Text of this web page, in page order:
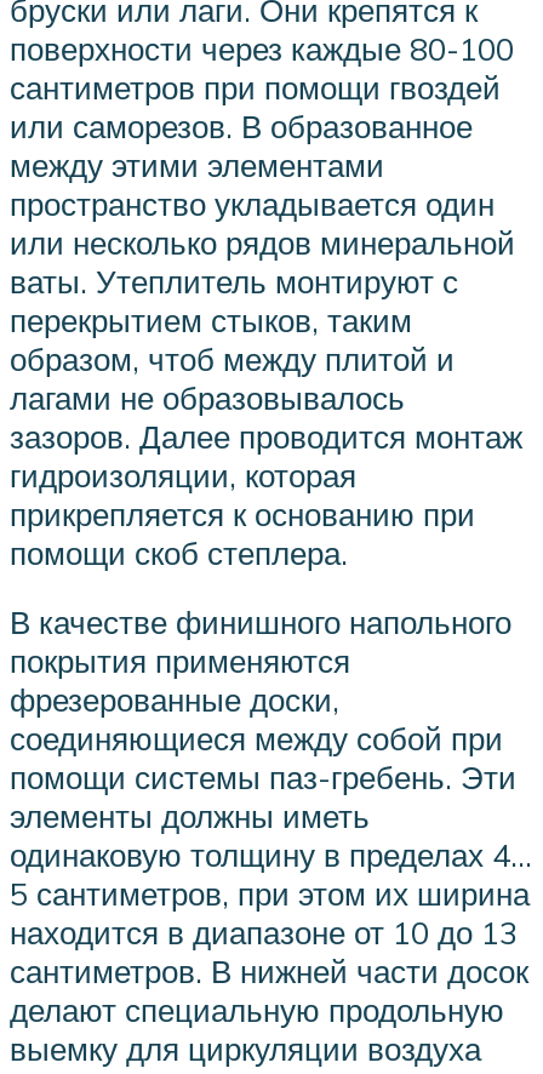
бруски или лаги. Они крепятся к
поверхности через каждые 80-100
сантиметров при помощи гвоздей
или саморезов. В образованное
между этими элементами
пространство укладывается один
или несколько рядов минеральной
ваты. Утеплитель монтируют с
перекрытием стыков, таким
образом, чтоб между плитой и
лагами не образовывалось
зазоров. Далее проводится монтаж
гидроизоляции, которая
прикрепляется к основанию при
помощи скоб степлера.
В качестве финишного напольного
покрытия применяются
фрезерованные доски,
соединяющиеся между собой при
помощи системы паз-гребень. Эти
элементы должны иметь
одинаковую толщину в пределах 4…
5 сантиметров, при этом их ширина
находится в диапазоне от 10 до 13
сантиметров. В нижней части досок
делают специальную продольную
выемку для циркуляции воздуха